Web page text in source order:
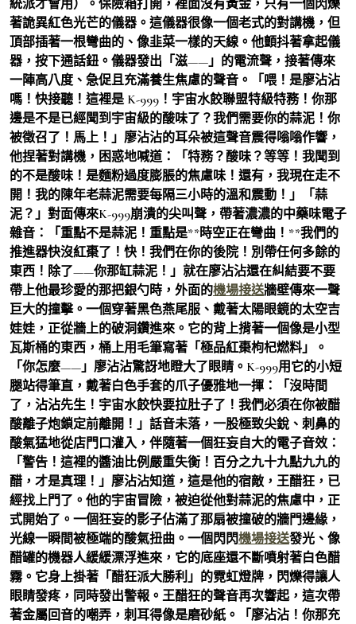
統派才會用）。保險箱打開，裡面沒有黃金，只有一個閃爍
著詭異紅色光芒的儀器。這儀器很像一個老式的對講機，但
頂部插著一根彎曲的、像韭菜一樣的天線。他顫抖著拿起儀
器，按下通話鈕。儀器發出「滋——」的電流聲，接著傳來
一陣高八度、急促且充滿養生焦慮的聲音。「喂！是廖沾沾
嗎！快接聽！這裡是 K-999！宇宙水餃聯盟特級特務！你那
邊是不是已經聞到宇宙級的酸味了？我們需要你的蒜泥！你
被徵召了！馬上！」廖沾沾的耳朵被這聲音震得嗡嗡作響，
他捏著對講機，困惑地喊道：「特務？酸味？等等！我聞到
的不是酸味！是麵粉過度膨脹的焦慮味！還有，我現在走不
開！我的陳年老蒜泥需要每隔三小時的溫和震動！」「蒜
泥？」對面傳來K-999崩潰的尖叫聲，帶著濃濃的中藥味電子
雜音：「重點不是蒜泥！重點是**時空正在彎曲！**我們的
推進器快沒紅棗了！快！我們在你的後院！別帶任何多餘的
東西！除了——你那缸蒜泥！」就在廖沾沾還在糾結要不要
帶上他最珍愛的那把銀勺時，外面的機場接送牆壁傳來一聲
巨大的撞擊。一個穿著黑色燕尾服、戴著太陽眼鏡的太空吉
娃娃，正從牆上的破洞鑽進來。它的背上揹著一個像是小型
瓦斯桶的東西，桶上用毛筆寫著「極品紅棗枸杞燃料」。
「你怎麼——」廖沾沾驚訝地瞪大了眼睛。K-999用它的小短
腿站得筆直，戴著白色手套的爪子優雅地一揮：「沒時間
了，沾沾先生！宇宙水餃快要拉肚子了！我們必須在你被醋
酸離子炮鎖定前離開！」話音未落，一股極致尖銳、刺鼻的
酸氣猛地從店門口灌入，伴隨著一個狂妄自大的電子音效：
「警告！這裡的醬油比例嚴重失衡！百分之九十九點九九的
醋，才是真理！」廖沾沾知道，這是他的宿敵，王醋狂，已
經找上門了。他的宇宙冒險，被迫從他對蒜泥的焦慮中，正
式開始了。一個狂妄的影子佔滿了那扇被撞破的牆門邊緣，
光線一瞬間被極端的酸氣扭曲。一個閃閃機場接送發光、像
醋罐的機器人緩緩漂浮進來，它的底座還不斷噴射著白色醋
霧。它身上掛著「醋狂派大勝利」的霓虹燈牌，閃爍得讓人
眼睛發疼，同時發出警報。王醋狂的聲音再次響起，這次帶
著金屬回音的嘲弄，刺耳得像是磨砂紙。「廖沾沾！你那充